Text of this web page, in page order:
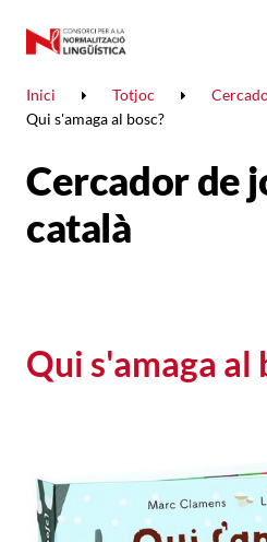
Inici Totjoc
Qui s'amaga al bosc?
Cercador de
català
Qui s'amaga al